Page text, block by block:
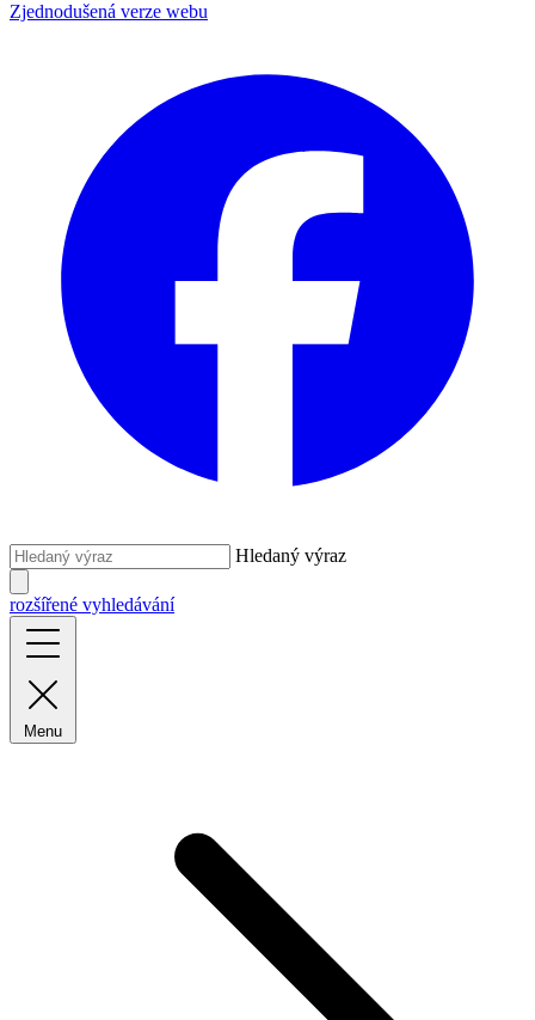
Zjednodušená verze webu
Hledaný výraz
rozšířené vyhledávání
Menu